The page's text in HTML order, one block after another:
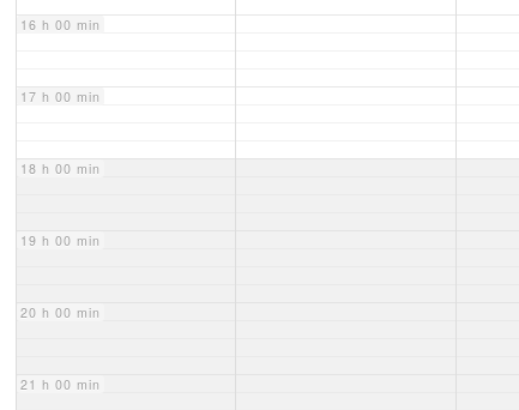
16 h 00 min
17 h 00 min
18 h 00 min
19 h 00 min
20 h 00 min
21 h 00 min